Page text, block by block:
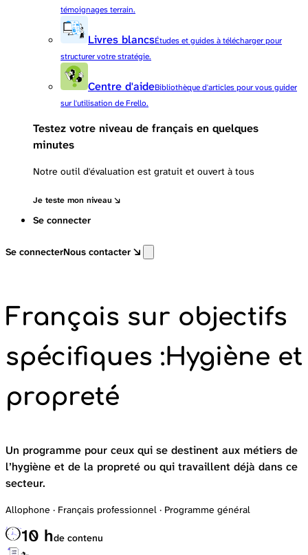
témoignages terrain.
Livres blancsÉtudes et guides à télécharger pour
structurer votre stratégie.
Centre d'aideBibliothèque d'articles pour vous guider
sur l'utilisation de Frello.
Testez votre niveau de français en quelques
minutes
Notre outil d'évaluation est gratuit et ouvert à tous
Je teste mon niveau
Se connecter
Se connecterNous contacter
Français sur objectifs
spécifiques :Hygiène et
propreté
Un programme pour ceux qui se destinent aux métiers de
l’hygiène et de la propreté ou qui travaillent déjà dans ce
secteur.
Allophone · Français professionnel · Programme général
10 hde contenu